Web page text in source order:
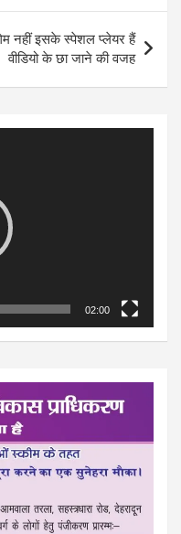
नहीं इसके स्पेशल प्लेयर हैं
वीडियो के छा जाने की वजह
02:00